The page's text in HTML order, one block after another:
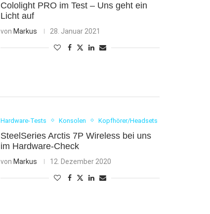
Cololight PRO im Test – Uns geht ein
Licht auf
von Markus 28. Januar 2021
Hardware-Tests Konsolen Kopfhörer/Headsets
SteelSeries Arctis 7P Wireless bei uns
im Hardware-Check
von Markus 12. Dezember 2020